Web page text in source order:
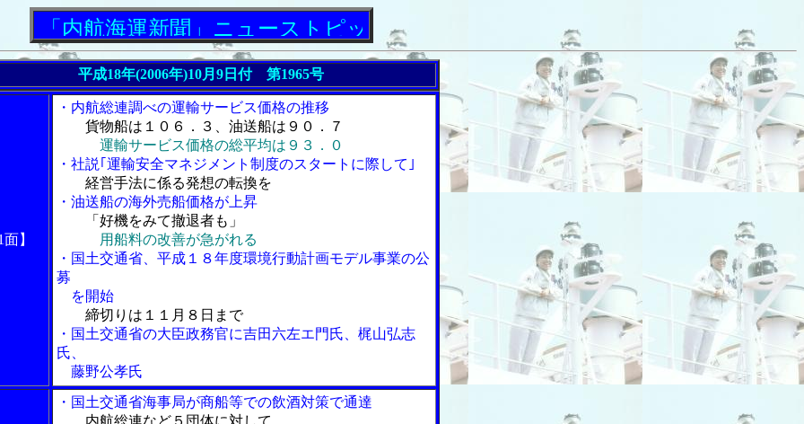
航海運新聞」ニューストピックス
平成18年(2006年)10月9日付 第1965号
】
・内航総連調べの運輸サービス価格の推移
貨物船は１０６．３、油送船は９０．７
運輸サービス価格の総平均は９３．０
・社説｢運輸安全マネジメント制度のスタートに際して｣
経営手法に係る発想の転換を
・油送船の海外売船価格が上昇
「好機をみて撤退者も」
用船料の改善が急がれる
・国土交通省、平成１８年度環境行動計画モデル事業の公
募
を開始
締切りは１１月８日まで
・国土交通省の大臣政務官に吉田六左エ門氏、梶山弘志
氏、
藤野公孝氏
・国土交通省海事局が商船等での飲酒対策で通達
内航総連など５団体に対して